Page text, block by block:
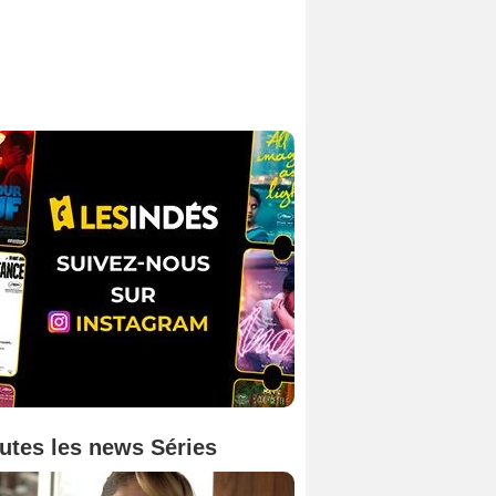
les news Séries